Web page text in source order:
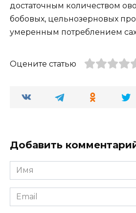
достаточным количеством
бобовых, цельнозерновых
умеренным потреблением
Оцените статью
Добавить
Имя
*
Email
*